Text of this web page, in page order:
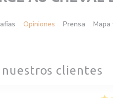
Opiniones Prensa
clientes